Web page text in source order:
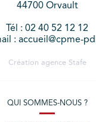
44700 Orvault
Tél : 02 40 52 12 12
: accueil@cpme-
Création agence Stafe
QUI SOMMES-NOUS ?